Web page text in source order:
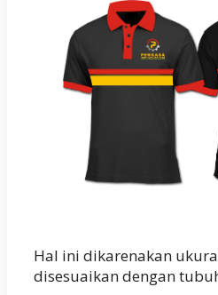
Hal ini dikarenakan
disesuaikan dengan